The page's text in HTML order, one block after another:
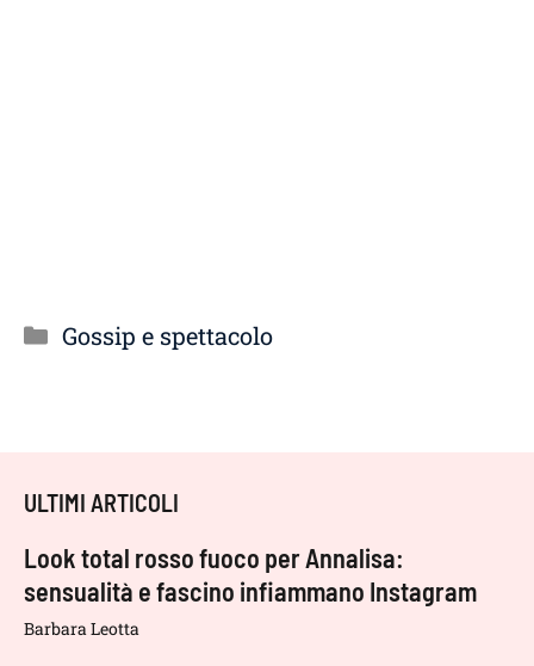
Categorie
Gossip e spettacolo
ULTIMI ARTICOLI
Look total rosso fuoco per Annalisa:
sensualità e fascino infiammano Instagram
Barbara Leotta